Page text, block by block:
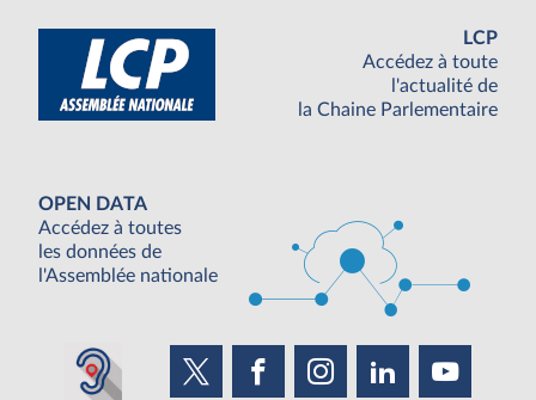
LCP
Accédez à toute
l'actualité de
la Chaine Parlementaire
OPEN DATA
Accédez à toutes
les données de
l'Assemblée nationale